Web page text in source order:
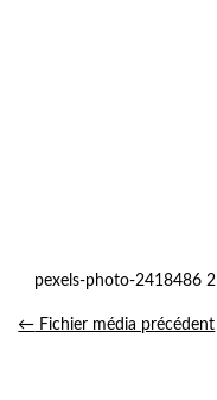
pexels-photo-2418486 2
← Fichier média précédent